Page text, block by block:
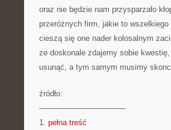
oraz nie będzie nam przysparzało
przeróżnych firm, jakie to wszelkiego
cieszą się one nader kolosalnym
ze doskonale zdajemy sobie
usunąć, a tym samym musimy
źródło:
———————————
1. pełna treść